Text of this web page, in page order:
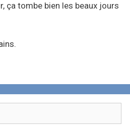
ça tombe bien les beaux jours